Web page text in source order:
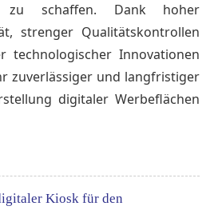
zu schaffen. Dank hoher
strenger Qualitätskontrollen
technologischer Innovationen
zuverlässiger und langfristiger
digitaler Werbeflächen
Kiosk für den